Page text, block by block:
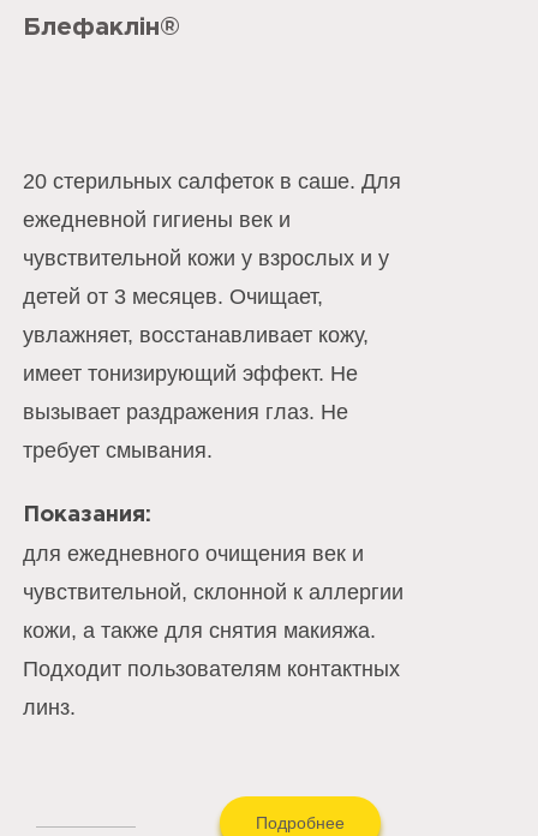
Блефаклін®
20 стерильных салфеток в саше. Для
ежедневной гигиены век и
чувствительной кожи у взрослых и у
детей от 3 месяцев. Очищает,
увлажняет, восстанавливает кожу,
имеет тонизирующий эффект. Не
вызывает раздражения глаз. Не
требует смывания.
Показания:
для ежедневного очищения век и
чувствительной, склонной к аллергии
кожи, а также для снятия макияжа.
Подходит пользователям контактных
линз.
Подробнее